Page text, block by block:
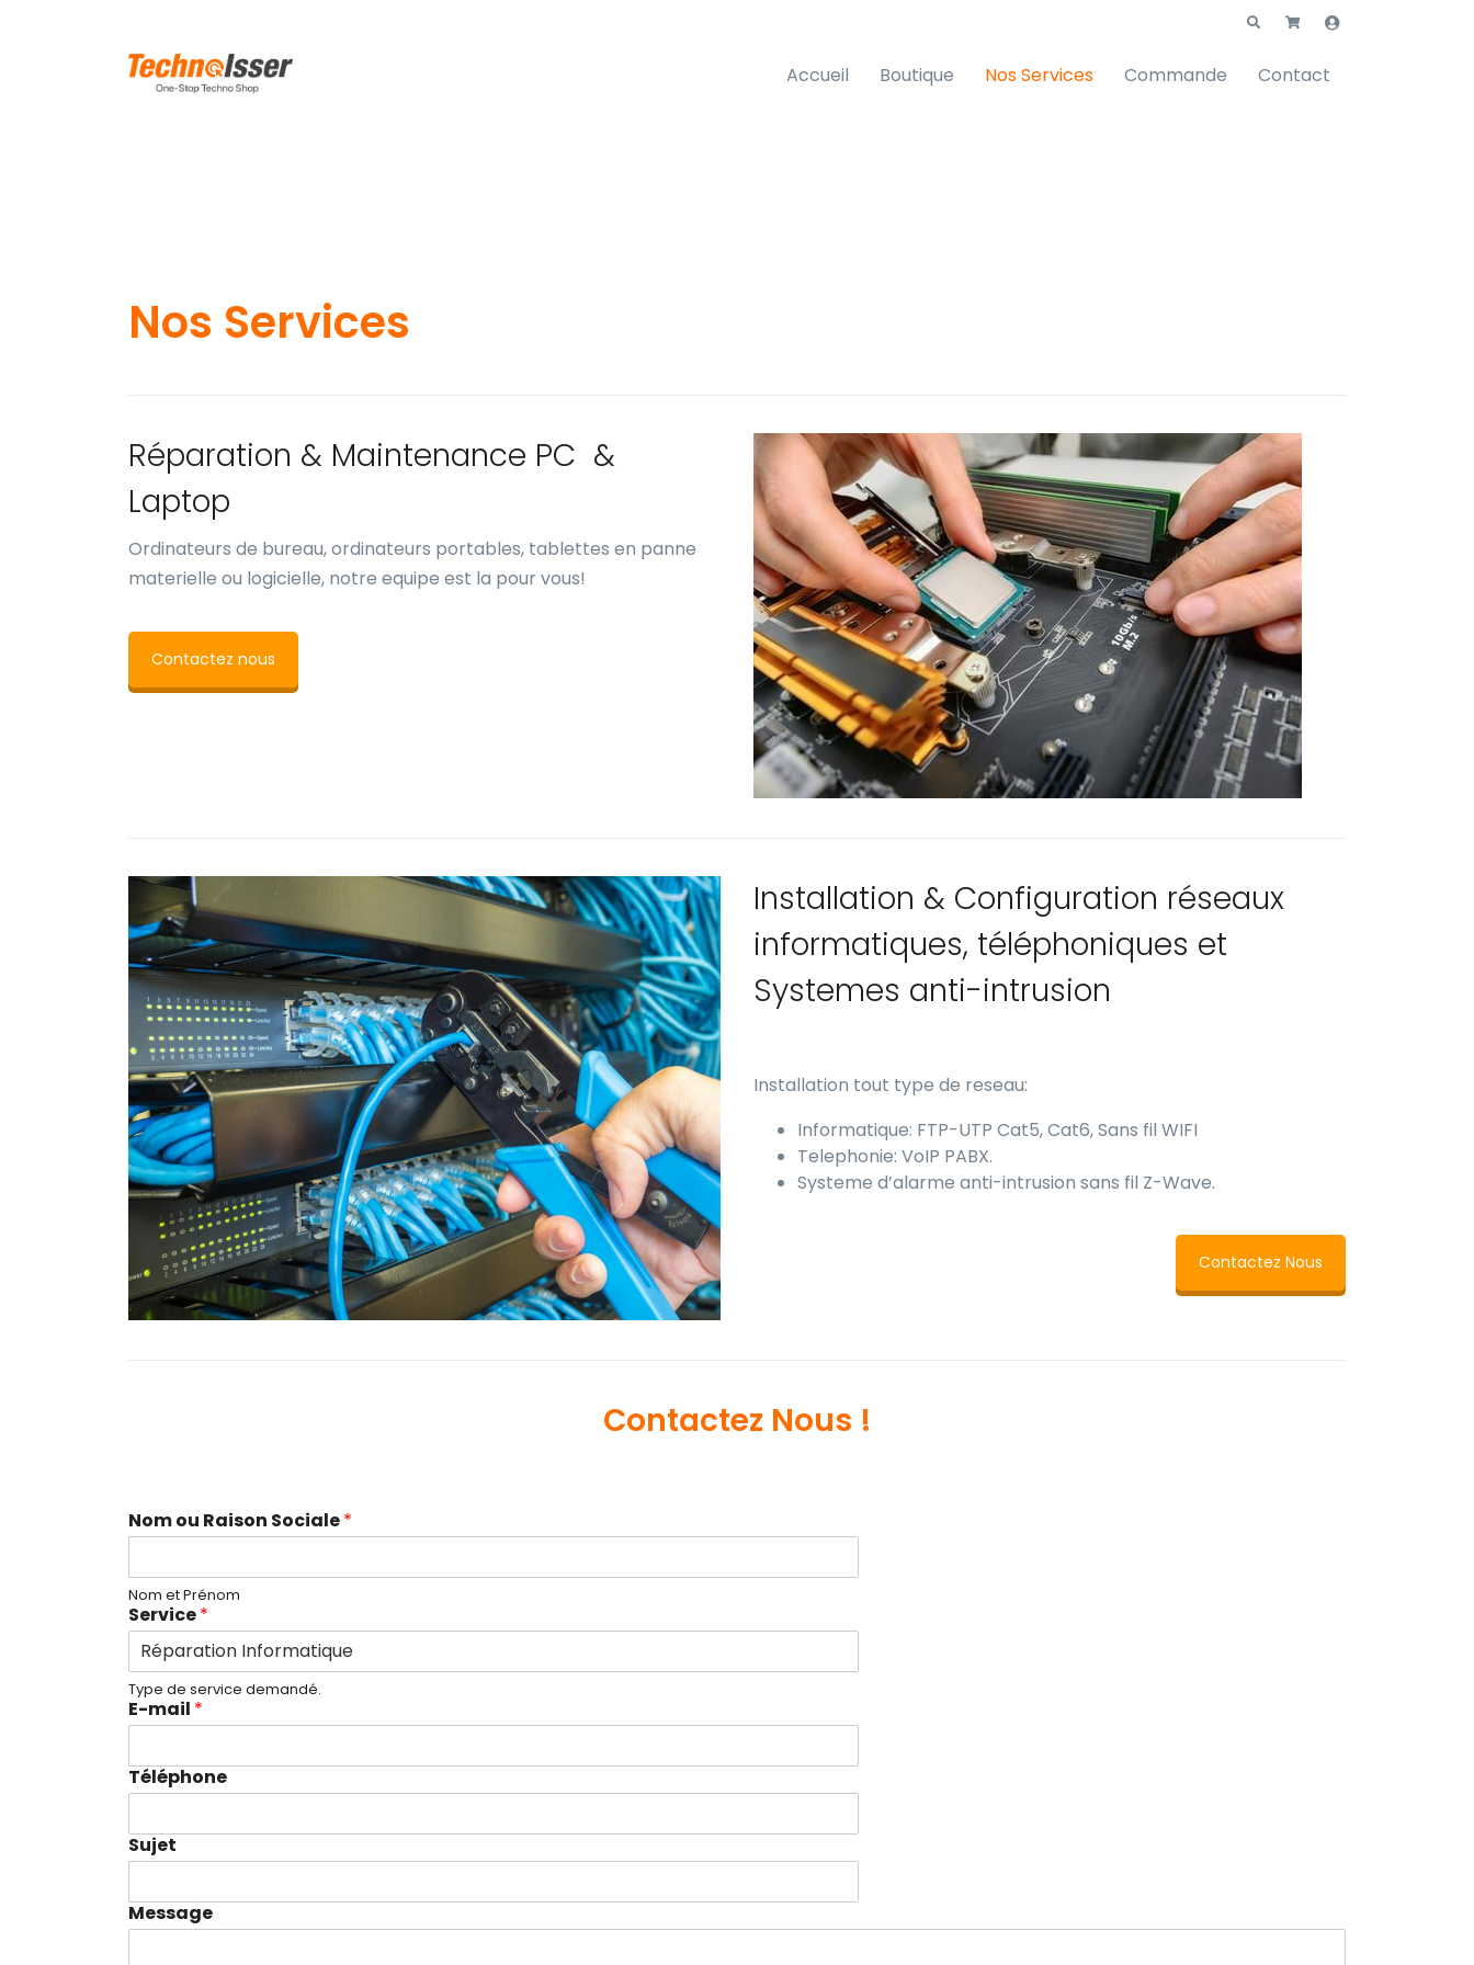
Accueil Boutique Nos Services Commande Contact
Nos Services
Réparation & Maintenance PC &
Laptop
Ordinateurs de bureau, ordinateurs portables, tablettes en panne
materielle ou logicielle, notre equipe est la pour vous!
Contactez nous
Installation & Configuration réseaux
informatiques, téléphoniques et
Systemes anti-intrusion
Installation tout type de reseau:
Informatique: FTP-UTP Cat5, Cat6, Sans fil WIFI
Telephonie: VoIP PABX.
Systeme d’alarme anti-intrusion sans fil Z-Wave.
Contactez Nous
Contactez Nous !
Nom ou Raison Sociale*
Nom et Prénom
Service*
Type de service demandé.
E-mail *
Téléphone
Sujet
Message